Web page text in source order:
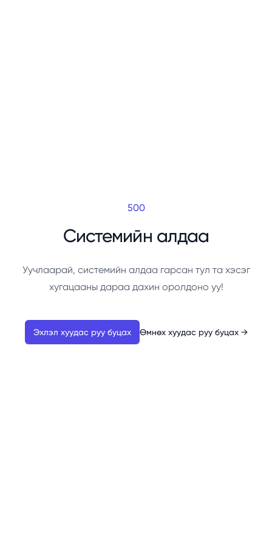
500
Системийн алдаа
Уучлаарай, системийн алдаа гарсан тул та хэсэг
хугацааны дараа дахин оролдоно уу!
Эхлэл хуудас руу буцах Өмнөх хуудас руу буцах →